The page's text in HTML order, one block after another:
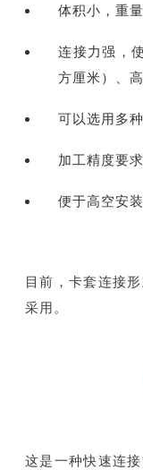
体积小，重
连接力强，
方厘米）、
可以选用多
加工精度要
便于高空安
目前，卡套连接
采用。
这是一种快速连